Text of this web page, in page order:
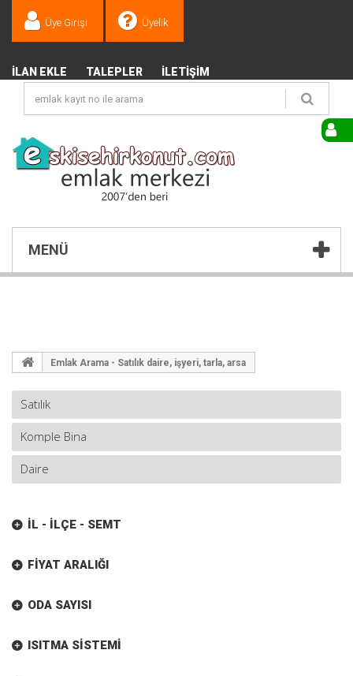
Üye Girişi Üyelik
İLAN EKLE TALEPLER İLETIŞIM
MENÜ
Emlak Arama - Satılık daire, işyeri, tarla, arsa
İL - İLÇE - SEMT
FIYAT ARALIĞI
ODA SAYISI
ISITMA SISTEMI